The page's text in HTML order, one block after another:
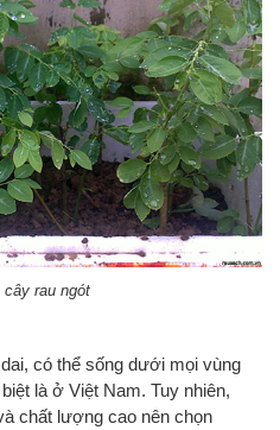
cây rau ngót
có thể sống dưới mọi vùng
là ở Việt Nam. Tuy nhiên,
chất lượng cao nên chọn